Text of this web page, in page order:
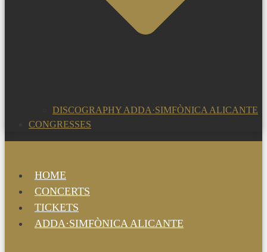
DISCOGRAPHY ADDA·SIMFÒNICA ALICANTE
CONGRESSES
HOME
CONCERTS
TICKETS
ADDA·SIMFÒNICA ALICANTE